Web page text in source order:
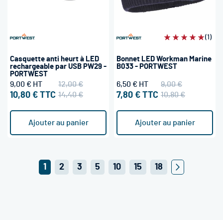
Casquette anti heurt à LED
rechargeable par USB PW29 -
PORTWEST
10,80 €
9,00 €
14,40 €
12,00 €
Ajouter au panier
Évaluation:(1)
Bonnet LED Workman Marine
B033 - PORTWEST
7,80 €
6,50 €
10,80 €
9,00 €
Ajouter au panier
Page
Vous
1 Page
2 Page
3 5 10 15 Page
18 Page
Suivant